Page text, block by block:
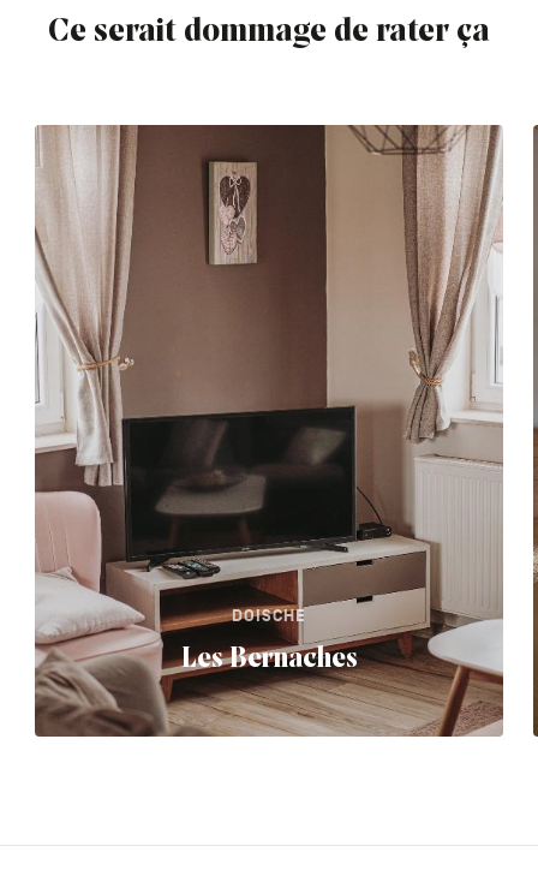
Ce serait dommage de rater ça
DOISCHE
Les Bernaches